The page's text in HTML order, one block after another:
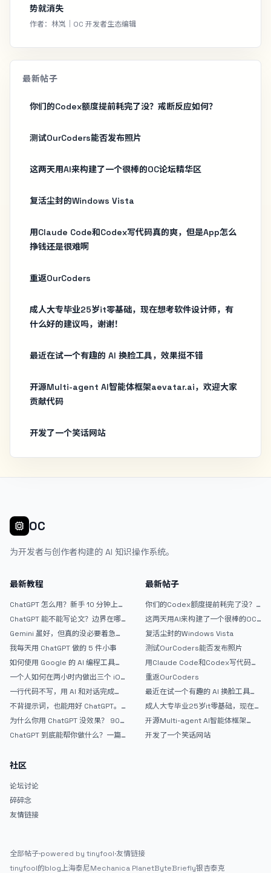
势就消失
作者：林岚｜OC 开发者生态编辑
最新帖子
你们的Codex额度提前耗完了没？戒断反应如何？
测试OurCoders能否发布照片
这两天用AI来构建了一个很棒的OC论坛精华区
复活尘封的Windows Vista
用Claude Code和Codex写代码真的爽，但是App怎么
挣钱还是很难啊
重返OurCoders
成人大专毕业25岁it零基础，现在想考软件设计师，有
什么好的建议吗，谢谢！
最近在试一个有趣的 AI 换脸工具，效果挺不错
开源Multi-agent AI智能体框架aevatar.ai，欢迎大家
贡献代码
开发了一个笑话网站
OC
为开发者与创作者构建的 AI 知识操作系统。
最新教程
ChatGPT 怎么用？新手 10 分钟上手
ChatGPT 能不能写论文？边界在哪
Gemini 虽好，但真的没必要着急放
弃 ChatGPT
我每天用 ChatGPT 做的 5 件小事
如何使用 Google 的 AI 编程工具
AntiGravity：独立开发者的新时代
武器
一个人如何在两小时内做出三个 iOS
APP？｜AntiGravity + Gemini 3 实
战完整记录
一行代码不写，用 AI 和对话完成一
个完整网站：《图书天堂》实战记录
不背提示词，也能用好 ChatGPT。
一个万能提问模板
为什么你用 ChatGPT 没效果？ 90%
的人第一步就问错了
ChatGPT 到底能帮你做什么？一篇
最新帖子
你们的Codex额度提前耗完了没？
戒断反应如何？
这两天用AI来构建了一个很棒的OC
论坛精华区
复活尘封的Windows Vista
测试OurCoders能否发布照片
用Claude Code和Codex写代码真
的爽，但是App怎么挣钱还是很难啊
重返OurCoders
最近在试一个有趣的 AI 换脸工具，
效果挺不错
成人大专毕业25岁it零基础，现在想
考软件设计师，有什么好的建议吗，
谢谢！
开源Multi-agent AI智能体框架
aevatar.ai，欢迎大家贡献代码
开发了一个笑话网站
社区
论坛讨论
碎碎念
友情链接
全部帖子·powered by tinyfool·友情链接
tinyfool的blog上海泰尼Mechanica PlanetByteBriefly银杏泰克